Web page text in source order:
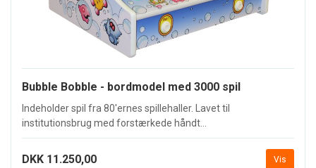
Bubble Bobble - bordmodel med 3000 spil
Indeholder spil fra 80'ernes spillehaller. Lavet til
institutionsbrug med forstærkede håndt...
DKK 11.250,00 Vis